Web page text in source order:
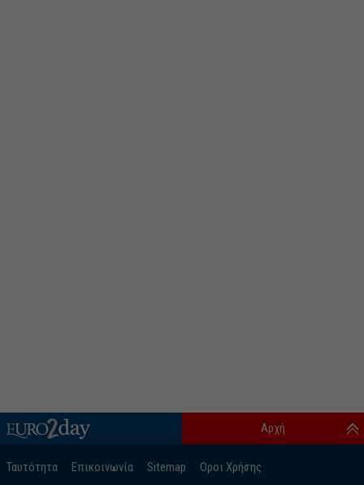
Ταυτότητα Επικοινωνία Sitemap Οροι Χρήσης
Αρχή